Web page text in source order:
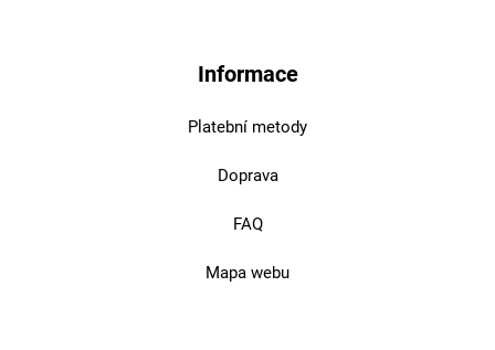
Informace
Platební metody
Doprava
FAQ
Mapa webu